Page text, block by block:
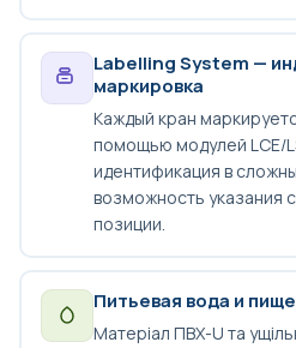
Labelling System —
маркировка
Каждый кран
помощью модулей LCE/
идентификация в
возможность указания
позиции.
Питьевая вода и
Матеріал ПВХ-U та